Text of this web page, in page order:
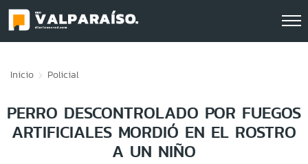
Inicio Policial
PERRO DESCONTROLADO POR FUEGOS
ARTIFICIALES MORDIÓ EN EL ROSTRO
A UN NIÑO